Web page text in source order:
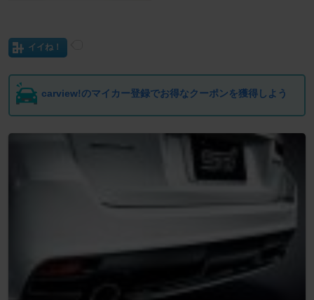
イイね！
carview!のマイカー登録でお得なクーポンを獲得しよう